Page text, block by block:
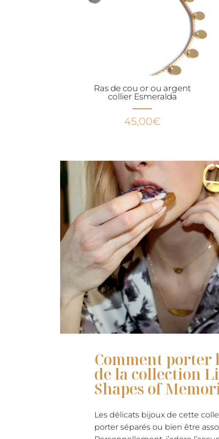
Ras de cou or ou argent
collier Esmeralda
45,00€
Comment porter
de la collection
Shapes of
Les délicats bijoux de cette
porter séparés ou bien être